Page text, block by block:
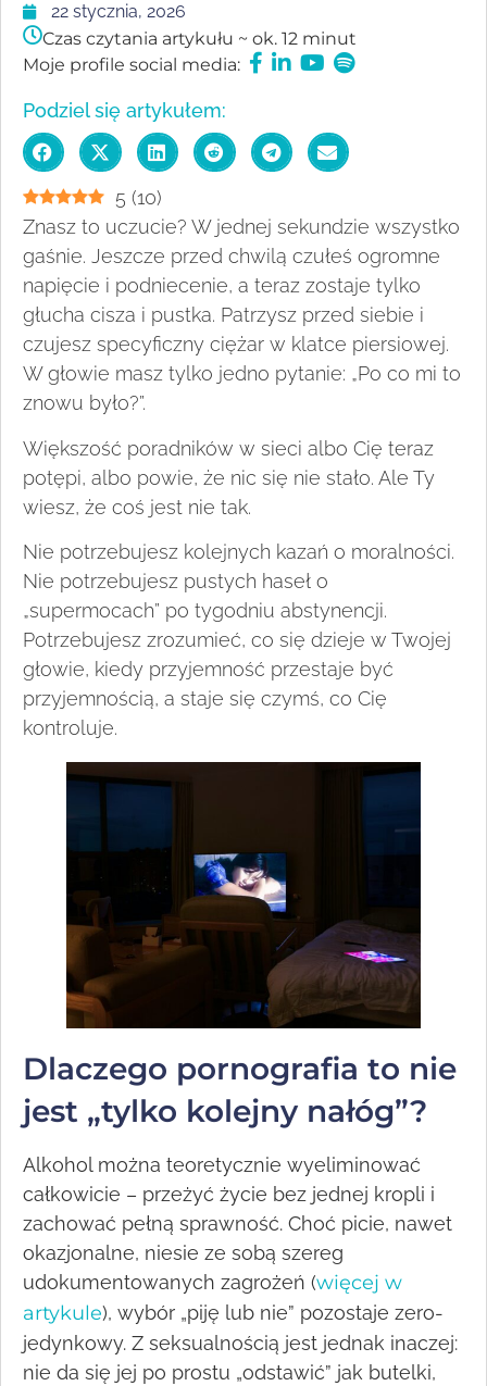
22 stycznia, 2026
Czas czytania artykułu ~ ok. 12 minut
Moje profile social media:
Podziel się artykułem:
5 (10)
Znasz to uczucie? W jednej sekundzie wszystko
gaśnie. Jeszcze przed chwilą czułeś ogromne
napięcie i podniecenie, a teraz zostaje tylko
głucha cisza i pustka. Patrzysz przed siebie i
czujesz specyficzny ciężar w klatce piersiowej.
W głowie masz tylko jedno pytanie: „Po co mi to
znowu było?”.
Większość poradników w sieci albo Cię teraz
potępi, albo powie, że nic się nie stało. Ale Ty
wiesz, że coś jest nie tak.
Nie potrzebujesz kolejnych kazań o moralności.
Nie potrzebujesz pustych haseł o
„supermocach” po tygodniu abstynencji.
Potrzebujesz zrozumieć, co się dzieje w Twojej
głowie, kiedy przyjemność przestaje być
przyjemnością, a staje się czymś, co Cię
kontroluje.
Dlaczego pornografia to nie
jest „tylko kolejny nałóg”?
Alkohol można teoretycznie wyeliminować
całkowicie – przeżyć życie bez jednej kropli i
zachować pełną sprawność. Choć picie, nawet
okazjonalne, niesie ze sobą szereg
udokumentowanych zagrożeń (więcej w
artykule), wybór „piję lub nie” pozostaje zero-
jedynkowy. Z seksualnością jest jednak inaczej:
nie da się jej po prostu „odstawić” jak butelki,